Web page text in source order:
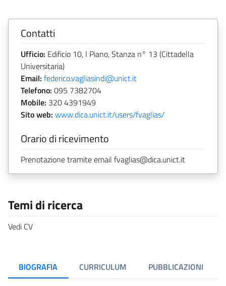
Contatti
Ufficio: Edificio 10, I Piano, Stanza n° 13 (Cittadella
Universitaria)
Email: federico.vagliasindi@unict.it
Telefono: 095 7382704
Mobile: 320 4391949
Sito web: www.dica.unict.it/users/fvaglias/
Orario di ricevimento
Prenotazione tramite email fvaglias@dica.unict.it
Temi di ricerca
Vedi CV
BIOGRAFIA CURRICULUM PUBBLICAZIONI